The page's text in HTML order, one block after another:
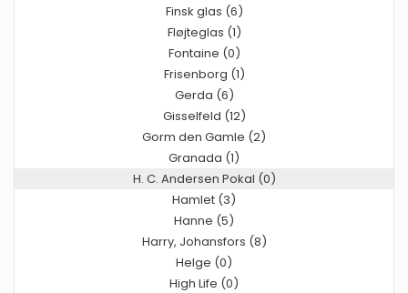
Finsk glas (6)
Fløjteglas (1)
Fontaine (0)
Frisenborg (1)
Gerda (6)
Gisselfeld (12)
Gorm den Gamle (2)
Granada (1)
H. C. Andersen Pokal (0)
Hamlet (3)
Hanne (5)
Harry, Johansfors (8)
Helge (0)
High Life (0)